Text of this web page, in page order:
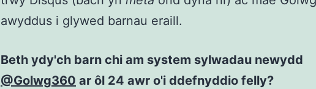
awyddus i glywed barnau eraill.
Beth ydy'ch barn chi am system sylwadau newydd
@Golwg360 ar ôl 24 awr o'i ddefnyddio felly?